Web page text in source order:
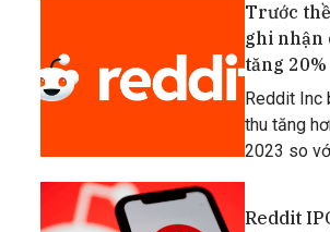
truyền
Trước
ghi nhận
tăng
chưa có
Reddit Inc
thu tăng
2023 so
Reddit